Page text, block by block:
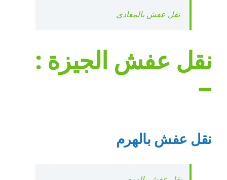
نقل عفش بالمعادي
نقل عفش الجيزة :
–
نقل عفش بالهرم